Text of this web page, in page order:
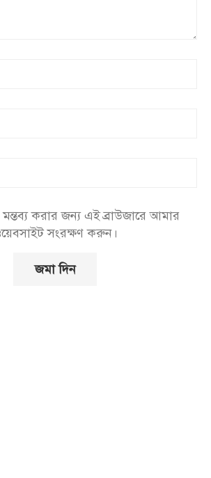
করার জন্য এই ব্রাউজারে আমার
সংরক্ষণ করুন।